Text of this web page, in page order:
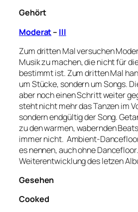
Gehört
Moderat– III
Zum dritten Mal versuchen
Musik zu machen, die nicht für
bestimmt ist. Zum dritten Mal
um Stücke, sondern um Songs.
aber noch einen Schritt weiter
steht nicht mehr das Tanzen im
sondern endgültig der Song.
zu den warmen, wabernden
immer nicht. Ambient-
es nennen, auch ohne
Weiterentwicklung des letzen
Gesehen
Cooked